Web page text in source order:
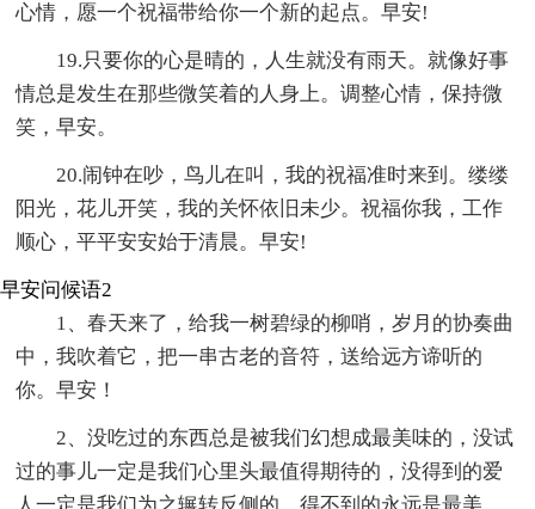
心情，愿一个祝福带给你一个新的起点。早安!
19.只要你的心是晴的，人生就没有雨天。就像好事
情总是发生在那些微笑着的人身上。调整心情，保持微
笑，早安。
20.闹钟在吵，鸟儿在叫，我的祝福准时来到。缕缕
阳光，花儿开笑，我的关怀依旧未少。祝福你我，工作
顺心，平平安安始于清晨。早安!
早安问候语2
1、春天来了，给我一树碧绿的柳哨，岁月的协奏曲
中，我吹着它，把一串古老的音符，送给远方谛听的
你。早安！
2、没吃过的东西总是被我们幻想成最美味的，没试
过的事儿一定是我们心里头最值得期待的，没得到的爱